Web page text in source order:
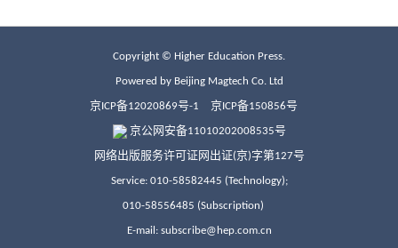
Copyright © Higher Education Press.
Powered by Beijing Magtech Co. Ltd
京ICP备12020869号-1 京ICP备150856号
京公网安备11010202008535号
网络出版服务许可证网出证(京)字第127号
Service: 010-58582445 (Technology);
010-58556485 (Subscription)
E-mail: subscribe@hep.com.cn